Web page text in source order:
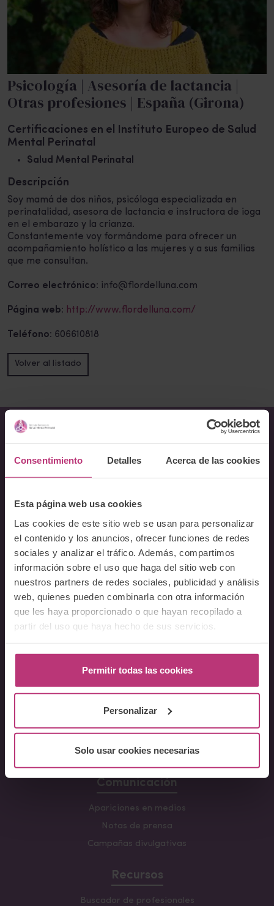
Consentimiento Detalles Acerca de las cookies
Esta página web usa cookies
Las cookies de este sitio web se usan para personalizar
el contenido y los anuncios, ofrecer funciones de redes
sociales y analizar el tráfico. Además, compartimos
información sobre el uso que haga del sitio web con
nuestros partners de redes sociales, publicidad y análisis
web, quienes pueden combinarla con otra información
que les haya proporcionado o que hayan recopilado a
partir del uso que haya hecho de sus servicios.
Permitir todas las cookies
Personalizar
Solo usar cookies necesarias
Psicología | Asesoría de lactancia |
Otras profesiones | España (Girona)
Certificaciones en el Instituto Europeo de Salud
Mental Perinatal
Salud Mental Perinatal
Descripción
Soy mamá de dos niños, psicóloga especializada en
perinatalidad, asesora de lactancia e instructora de ioga
en el embarazo y la crianza.
Constantemente voy formándome para ofrecer un
acompañamiento holístico a las mujeres y a sus familias
que me consultan.
Correo electrónico: info@flordelluna.com
Página web: http://www.flordelluna.com/
Teléfono: 606610818
Volver al listado
Acerca del Instituto
Preguntas frecuentes
Conferencia Neurociencia de la Lactancia y aplicaciones
clínicas
Fundamentos en Salud Mental Perinatal
Lactancia y Salud Mental
La mirada perinatal en el ámbito social
parto
Monográficos – Cursos Cortos
Principios de atención en Salud Mental Perinatal
Comunicación
Apariciones en medios
Notas de prensa
Campañas divulgativas
Recursos
Buscador de profesionales